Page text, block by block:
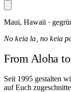
Maui, Hawaii ·
No keia la, no keia
From Aloha
Seit 1995 gestalten
auf Euch